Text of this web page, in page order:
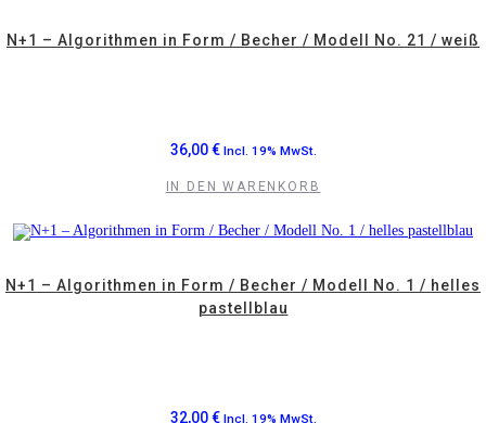
N+1 – Algorithmen in Form / Becher / Modell No. 21 / weiß
36,00€ Incl. 19% MwSt.
IN DEN WARENKORB
N+1 – Algorithmen in Form / Becher / Modell No. 1 / helles
pastellblau
32,00€ Incl. 19% MwSt.